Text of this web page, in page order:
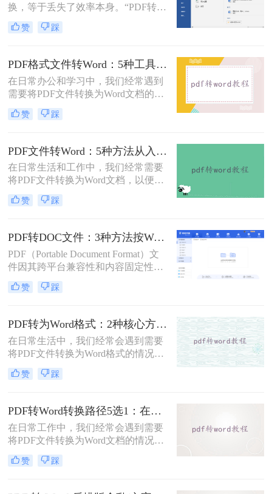
换，等于丢失了效率本身。“PDF转完
Word，排版全乱了，还不如自己重打
一遍！”这是小编在后台收到最多的
域多年的测评博主，我深知一份格式
错乱、需要手动调整数小时的Word文
档，对职场人来说是多么糟糕的体
验。那么pdf转word如何保留原格式
呢？
赞 踩
PDF格式文件转Word：5种工具按文件来源和用途对照选择！
在日常办公和学习中，我们经常遇到
需要将PDF文件转换为Word文档的需
求。PDF格式的文件如何转Word一直
是困扰许多用户的难题。无论是需要
调整报告格式，掌握高效的PDF转
Word技巧都至关重要。本文将为您详
细介绍几种经过实践验证的有效方
法，帮助您快速解决格式转换问题。
赞 踩
PDF文件转Word：5种方法从入门到避坑的实操指南！
在日常生活和工作中，我们经常需要
将PDF文件转换为Word文档，以便于
编辑和修改。那么怎么把pdf文件转换
成word呢？本文将详细介绍几种将
助大家轻松应对这一需求。
赞 踩
PDF转DOC文件：3种方法按Word版本兼容性选择！
PDF（Portable Document Format）文
件因其跨平台兼容性和内容固定性而
广受欢迎，但在某些情况下，我们可
能需要将其转换为DOC（Microsoft
那么pdf文件怎么转换成doc文件呢？
本文将介绍三种将PDF文件转换成
DOC文件的方法。
赞 踩
PDF转为Word格式：2种核心方法的适用场景和操作差异！
在日常生活中，我们经常会遇到需要
将PDF文件转换为Word格式的情况，
以便于编辑和修改文件内容。那么如
何将pdf转为word格式呢？本文将介绍
赞 踩
PDF转Word转换路径5选1：在线、软件、手机端各场景最优解！
在日常工作中，我们经常会遇到需要
将PDF文件转换为Word文档的情况，
以便对内容进行编辑或修改。那么pdf
转word怎么转呢？本文将介绍五种将
最适合自己的转换方式。
赞 踩